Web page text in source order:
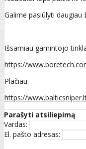
Galime pasiūlyti
Išsamiau gamintojo
https://
Plačiau:
https://
Parašyti atsiliepimą
Vardas:
El. pašto adresas: